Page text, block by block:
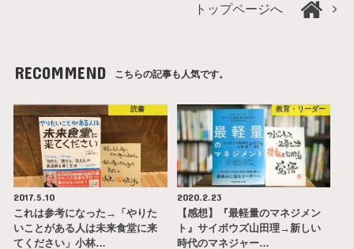
トップページへ
RECOMMEND こちらの記事も人気です。
読書
2017.5.10
これは参考になった→「やりた
いことがある人は未来食堂に来
てください」小林…
教育・リーダー
2020.2.23
【感想】『最軽量のマネジメン
ト』サイボウズ山田理→新しい
時代のマネジャー…